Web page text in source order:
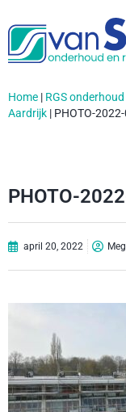
Home | RGS
Aardrijk | PHOTO-
PHOTO-
april 20, 2022